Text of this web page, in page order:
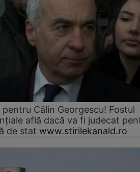
pentru Călin Georgescu! Fostul
află dacă va fi judecat
de stat www.stirilekanald.ro